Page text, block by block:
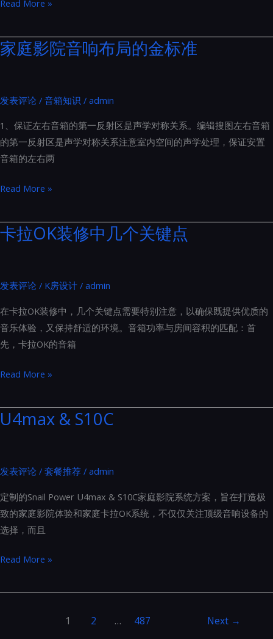
南
家
庭
时，
见
的
误
区
意
Read More »
家庭影院音响布局的金标准
发表评论 / 音箱知识 / admin
1、保证左右音箱的第一反射区是声学对称关系。编辑搜图左右音箱
的第一反射区是声学对称关系注意室内空间的声学处理，保证安置
音箱的左右两
家
影
院
布
的
金
标
准
Read More »
卡拉OK装修中几个关键点
发表评论 / K房设计 / admin
在卡拉OK装修中，几个关键点需要特别注意，以确保既提供优质的
音乐体验，又保持舒适的环境。音箱功率与房间容积的匹配：首
先，卡拉OK的音箱
卡
OK
装
几
关
键
点
Read More »
U4max & S10C
发表评论 / 套餐推荐 / admin
定制的Snail Power U4max & S10C家庭影院系统方案，旨在打造极
致的家庭影院体验和家庭卡拉OK系统，不仅仅关注顶级音响设备的
选择，而且
U4max
S10C
Read More »
1 2 … 487 Next →